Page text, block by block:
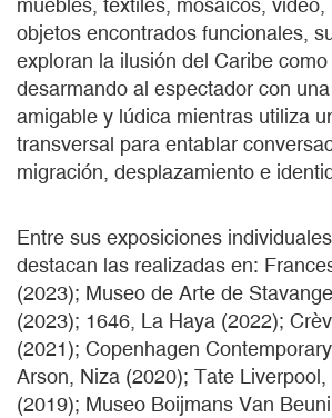
muebles, textiles, mosaicos,
objetos encontrados funcionales,
exploran la ilusión del Caribe
desarmando al espectador con
amigable y lúdica mientras utiliza
transversal para entablar
migración, desplazamiento e
Entre sus exposiciones
destacan las realizadas en:
(2023); Museo de Arte de
(2023); 1646, La Haya (2022);
(2021); Copenhagen
Arson, Niza (2020); Tate
(2019); Museo Boijmans Van